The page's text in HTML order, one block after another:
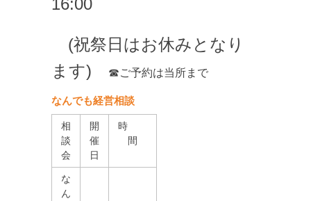
(祝祭日はお休みとなり
ます)
☎ご予約は当所まで
なんでも経営相談
相
談
会
開
催
日
時
間
な
ん